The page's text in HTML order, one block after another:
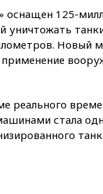
оснащен 125-
Новый
применение
реального
стала